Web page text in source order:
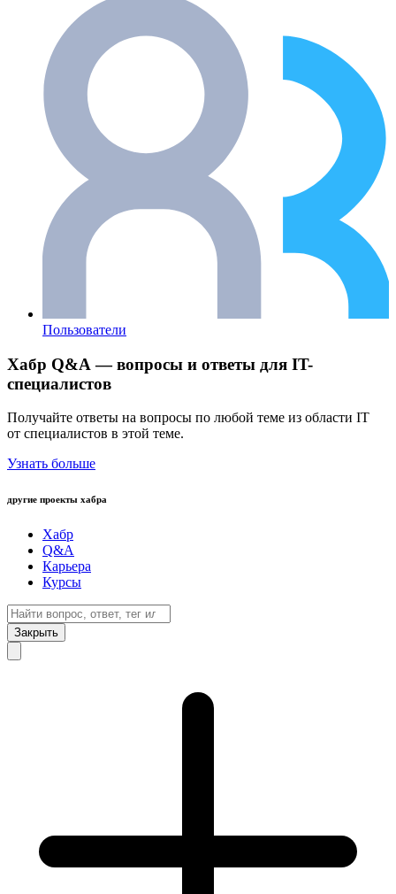
Пользователи
Хабр Q&A — вопросы и ответы для IT-
специалистов
Получайте ответы на вопросы по любой теме из области IT
от специалистов в этой теме.
Узнать больше
другие проекты хабра
Хабр
Q&A
Карьера
Курсы
Закрыть